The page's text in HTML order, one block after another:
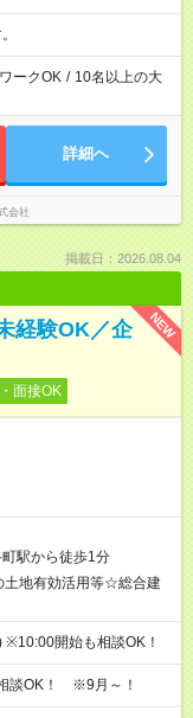
ークOK / 10名以上の大
詳細へ
会社
掲載日：2026.08.04
NEW
経験OK／企
面接OK
駅から徒歩1分
土地有効活用等☆総合建
開始も相談OK！
談OK！ ※9月～！